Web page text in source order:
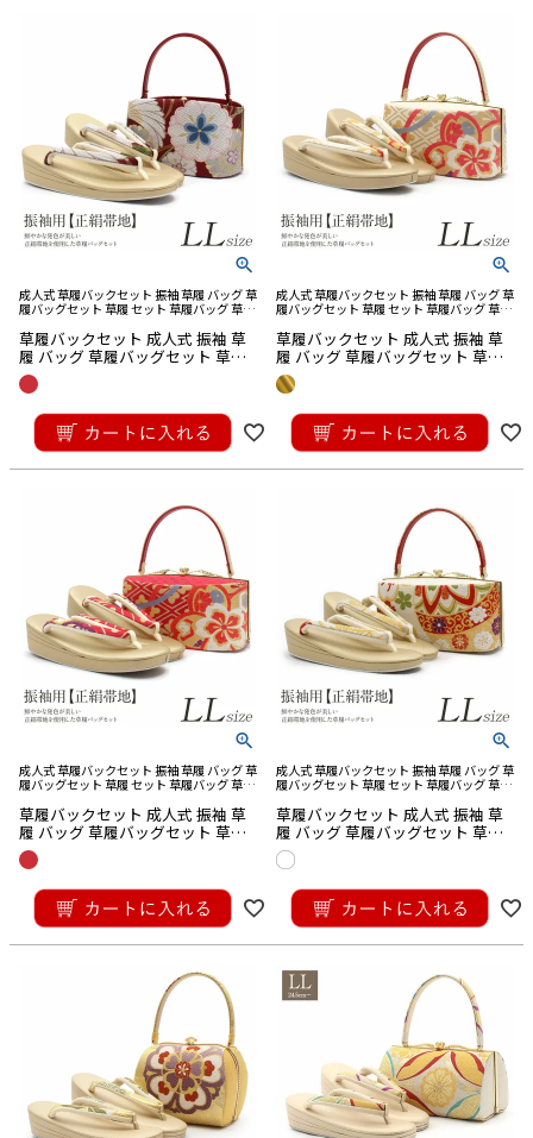
成人式 草履バックセット 振袖 草履 バッグ 草
履バッグセット 草履 セット 草履バッグ 草履
ト バック草履 成人式草履バック
草履バックセット 成人式 振袖 草
履 バッグ 草履バッグセット 草履
セット LLサイズ
38,500税込
成人式 草履バックセット 振袖 草履 バッグ 草
履バッグセット 草履 セット 草履バッグ 草履
ト バック草履 成人式草履バック
草履バックセット 成人式 振袖 草
履 バッグ 草履バッグセット 草履
セット LLサイズ
38,500税込
成人式 草履バックセット 振袖 草履 バッグ 草
履バッグセット 草履 セット 草履バッグ 草履
ト バック草履 成人式草履バック
草履バックセット 成人式 振袖 草
履 バッグ 草履バッグセット 草履
セット LLサイズ
38,500税込
成人式 草履バックセット 振袖 草履 バッグ 草
履バッグセット 草履 セット 草履バッグ 草履
ト バック草履 成人式草履バック
草履バックセット 成人式 振袖 草
履 バッグ 草履バッグセット 草履
セット LLサイズ
38,500税込